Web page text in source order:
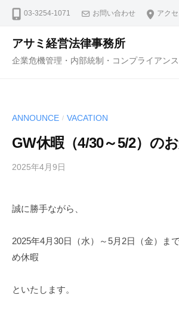
03-3254-1071 お問い合わせ アク
アサミ経営法律事務所
企業危機管理・内部統制・コンプライアン
ANNOUNCE / VACATION
GW休暇（4/30～5/2）の
2025年4月9日
護
浅
誠に勝手ながら、
2025年4月30日（水）～5月2日（金）ま
め休暇
といたします。